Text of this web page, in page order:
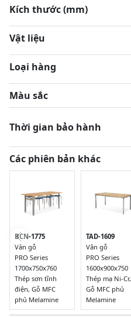
Kích thước (mm)
Vật liệu
Loại hàng
Màu sắc
Thời gian bảo hành
Các phiên bản khác
BCN-1775
Vân gỗ
PRO Series
1700x750x760
Thép sơn tĩnh
điện, Gỗ MFC
phủ Melamine
TAD-1609
Vân gỗ
PRO Series
1600x900x750
Thép mạ Ni-Cr,
Gỗ MFC phủ
Melamine